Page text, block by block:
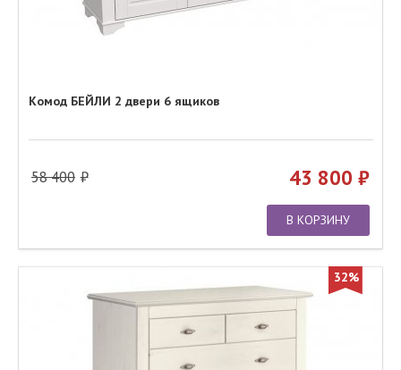
Комод БЕЙЛИ 2 двери 6 ящиков
58 400 43 800
В КОРЗИНУ
32%